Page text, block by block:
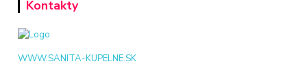
Kontakty
WWW.SANITA-KUPELNE.SK